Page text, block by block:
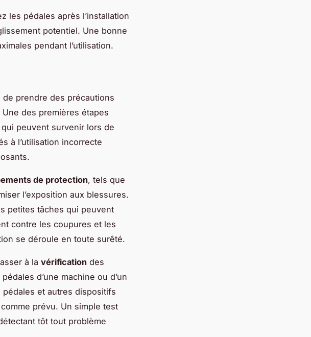
les pédales après l’installation
potentiel. Une bonne
pendant l’utilisation.
de prendre des précautions
Une des premières étapes
peuvent survenir lors de
à l’utilisation incorrecte
de protection, tels que
l’exposition aux blessures.
petites tâches qui peuvent
contre les coupures et les
se déroule en toute surêté.
à la vérification des
d’une machine ou d’un
et autres dispositifs
prévu. Un simple test
tôt tout problème